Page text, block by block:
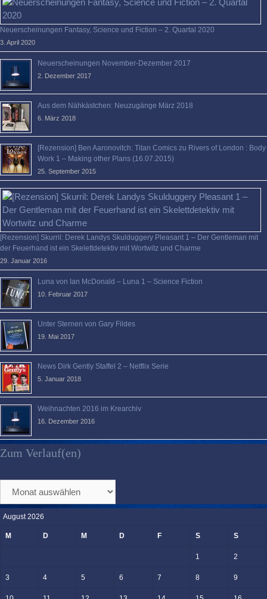
Neuerscheinungen Fantasy, Science und Fiction – 2. Quartal 2020
3. April 2020
Neuerscheinungen November-Dezember 2017
2. Dezember 2017
Aus dem Nähkästchen: Neuzugänge März 2018
6. März 2018
[Rezension] Ben Aaronovitch: Titan Comics zu Rivers of London : Body
Work 1 – Making other Plans (16.07.2015)
25. September 2015
[Rezension] Skurril: Derek Landys Skulduggery Pleasant 1 – Der Gentleman mit
der Feuerhand ist ein Skelettdetektiv mit Wortwitz und Charme
29. Januar 2016
Luna von Ian McDonald – Luna 1 – Science Fiction
10. Februar 2017
Unter Sternen von Gary Fildes
19. Mai 2017
News Dirk Gently Staffel 2 – Netflix Serie
5. Januar 2018
Weihnachten 2016 im Krearchiv
16. Dezember 2016
Zum Verlauf(en)
Verlauf(en)
August 2026
M D M D F S S
1 2
3 4 5 6 7 8 9